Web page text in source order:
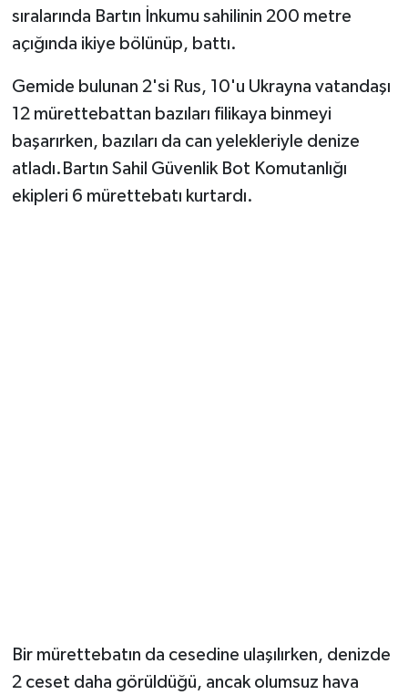
sıralarında Bartın İnkumu sahilinin 200 metre
açığında ikiye bölünüp, battı.
Gemide bulunan 2'si Rus, 10'u Ukrayna vatandaşı
12 mürettebattan bazıları filikaya binmeyi
başarırken, bazıları da can yelekleriyle denize
atladı.Bartın Sahil Güvenlik Bot Komutanlığı
ekipleri 6 mürettebatı kurtardı.
Bir mürettebatın da cesedine ulaşılırken, denizde
2 ceset daha görüldüğü, ancak olumsuz hava